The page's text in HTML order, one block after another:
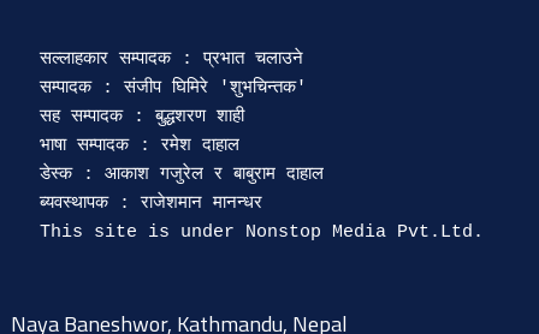
सल्लाहकार सम्पादक : प्रभात चलाउने
सम्पादक : संजीप घिमिरे 'शुभचिन्तक'
सह सम्पादक : बुद्धशरण शाही
भाषा सम्पादक : रमेश दाहाल
डेस्क : आकाश गजुरेल र बाबुराम दाहाल
ब्यवस्थापक : राजेशमान मानन्धर
Naya Baneshwor, Kathmandu, Nepal